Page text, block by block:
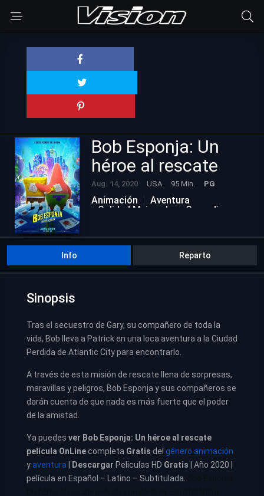
Bob Esponja: Un
héroe al rescate
Aug. 14, 2020 USA 95 Min. PG
Animación
Aventura
Calidad Mejorada
Comedia
Info Reparto
Sinopsis
Tras el secuestro de Gary, su compañero de toda la
vida, Bob lleva a Patrick en una loca aventura a la Ciudad
Perdida de Atlantic City para encontrarlo.
A través de esta misión de rescate llena de sorpresas,
maravillas y peligros, Bob Esponja y sus compañeros se
darán cuenta de que nada es más fuerte que el poder
de la amistad.
Ya puedes ver Bob Esponja: Un héroe al rescate
película OnLinecompleta Gratis del género animación
yaventura Descargar Peliculas HD Gratis | Año 2020 |
película en Español – Latino – Subtitulada.